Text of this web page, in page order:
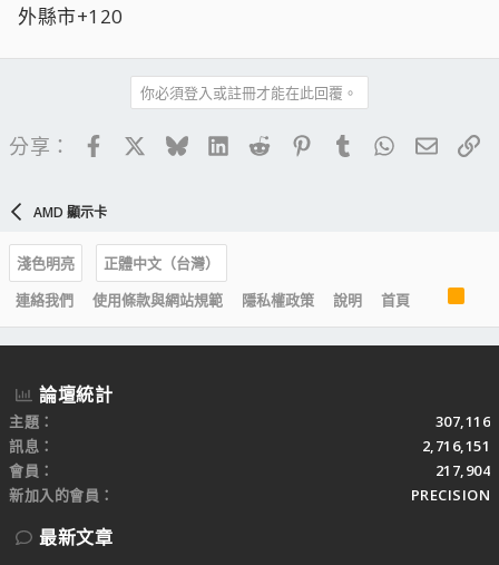
外縣市+120
你必須登入或註冊才能在此回覆。
分享： FacebookBlueskyLinkedIn
Reddit PinterestTumblrWhatsApp
電子
AMD 顯示卡
淺色明亮
正體中文（台灣）
連絡我們
使用條款與網站規範 隱私權政策 說明 首頁
R
S
S
論壇統計
主題
307,116
訊息
2,716,151
會員
217,904
新加入的會員
PRECISION
最新文章